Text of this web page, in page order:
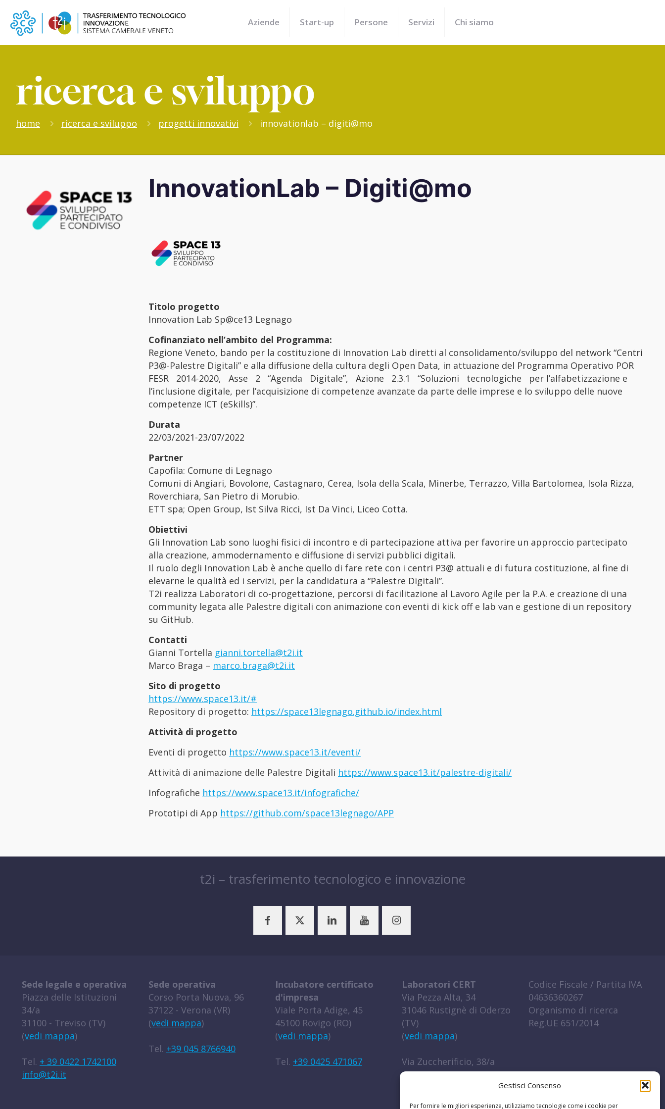
Gestisci Consenso
Per fornire le migliori esperienze, utilizziamo tecnologie come i cookie per
Aziende Start-up Persone Servizi Chi siamo
ricerca e sviluppo
home ricerca e sviluppo progetti innovativi innovationlab – digiti@mo
InnovationLab – Digiti@mo
Titolo progetto
Innovation Lab Sp@ce13 Legnago
Cofinanziato nell’ambito del Programma:
Regione Veneto, bando per la costituzione di Innovation Lab diretti al consolidamento/sviluppo del network “Centri
P3@-Palestre Digitali” e alla diffusione della cultura degli Open Data, in attuazione del Programma Operativo POR
FESR 2014-2020, Asse 2 “Agenda Digitale”, Azione 2.3.1 “Soluzioni tecnologiche per l’alfabetizzazione e
l’inclusione digitale, per l’acquisizione di competenze avanzate da parte delle imprese e lo sviluppo delle nuove
competenze ICT (eSkills)”.
Durata
22/03/2021-23/07/2022
Partner
Capofila: Comune di Legnago
Comuni di Angiari, Bovolone, Castagnaro, Cerea, Isola della Scala, Minerbe, Terrazzo, Villa Bartolomea, Isola Rizza,
Roverchiara, San Pietro di Morubio.
ETT spa; Open Group, Ist Silva Ricci, Ist Da Vinci, Liceo Cotta.
Obiettivi
Gli Innovation Lab sono luoghi fisici di incontro e di partecipazione attiva per favorire un approccio partecipato
alla creazione, ammodernamento e diffusione di servizi pubblici digitali.
Il ruolo degli Innovation Lab è anche quello di fare rete con i centri P3@ attuali e di futura costituzione, al fine di
elevarne le qualità ed i servizi, per la candidatura a “Palestre Digitali”.
T2i realizza Laboratori di co-progettazione, percorsi di facilitazione al Lavoro Agile per la P.A. e creazione di una
community legata alle Palestre digitali con animazione con eventi di kick off e lab van e gestione di un repository
su GitHub.
Contatti
Gianni Tortella gianni.tortella@t2i.it
Marco Braga – marco.braga@t2i.it
Sito di progetto
https://www.space13.it/#
Repository di progetto: https://space13legnago.github.io/index.html
Attività di progetto
Eventi di progetto https://www.space13.it/eventi/
Attività di animazione delle Palestre Digitali https://www.space13.it/palestre-digitali/
Infografiche https://www.space13.it/infografiche/
Prototipi di App https://github.com/space13legnago/APP
t2i – trasferimento tecnologico e innovazione
Sede legale e operativa
Piazza delle Istituzioni
34/a
31100 - Treviso (TV)
(vedi mappa)
Tel. + 39 0422 1742100
info@t2i.it
Sede operativa
Corso Porta Nuova, 96
37122 - Verona (VR)
(vedi mappa)
Tel. +39 045 8766940
Incubatore certificato
d'impresa
Viale Porta Adige, 45
45100 Rovigo (RO)
(vedi mappa)
Tel. +39 0425 471067
Laboratori CERT
Via Pezza Alta, 34
31046 Rustignè di Oderzo
(TV)
(vedi mappa)
Via Zuccherificio, 38/a
45100 Rovigo (RO)
Codice Fiscale / Partita IVA
04636360267
Organismo di ricerca
Reg.UE 651/2014